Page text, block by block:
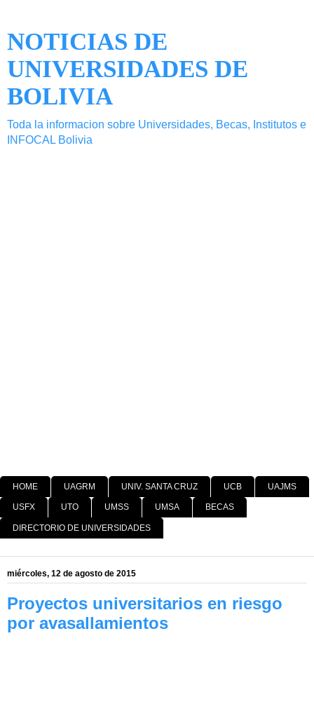
NOTICIAS DE
UNIVERSIDADES DE
BOLIVIA
Toda la informacion sobre Universidades, Becas, Institutos e
INFOCAL Bolivia
HOME UAGRM UNIV. SANTA CRUZ UCB UAJMS
USFX UTO UMSS UMSA BECAS
DIRECTORIO DE UNIVERSIDADES
miércoles, 12 de agosto de 2015
Proyectos universitarios en riesgo
por avasallamientos